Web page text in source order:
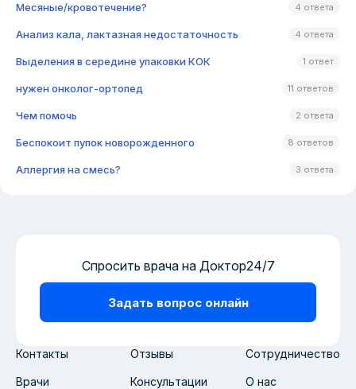
Месяные/кровотечение? 4 ответа
Анализ кала, лактазная недостаточность 4 ответа
Выделения в середине упаковки КОК 1 ответ
нужен онколог-ортопед 11 ответов
Чем помочь 2 ответа
Беспокоит пупок новорожденного 8 ответов
Аллергия на смесь? 3 ответа
Контакты Отзывы Сотрудничество
Врачи Консультации О нас
Спросить врача на Доктор24/7
Задать вопрос онлайн